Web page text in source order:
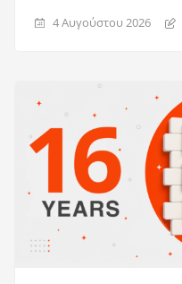
4 Αυγούστου 2026